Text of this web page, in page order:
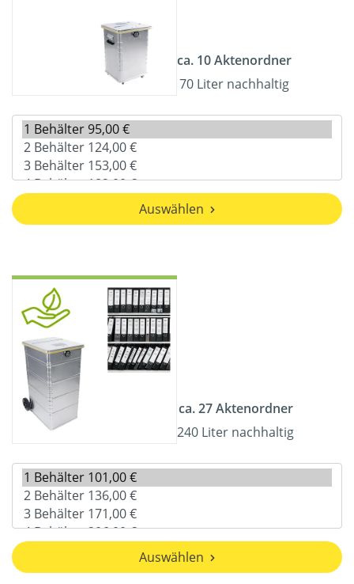
ca. 10 Aktenordner
70 Liter nachhaltig
Auswählen
ca. 27 Aktenordner
240 Liter nachhaltig
Auswählen